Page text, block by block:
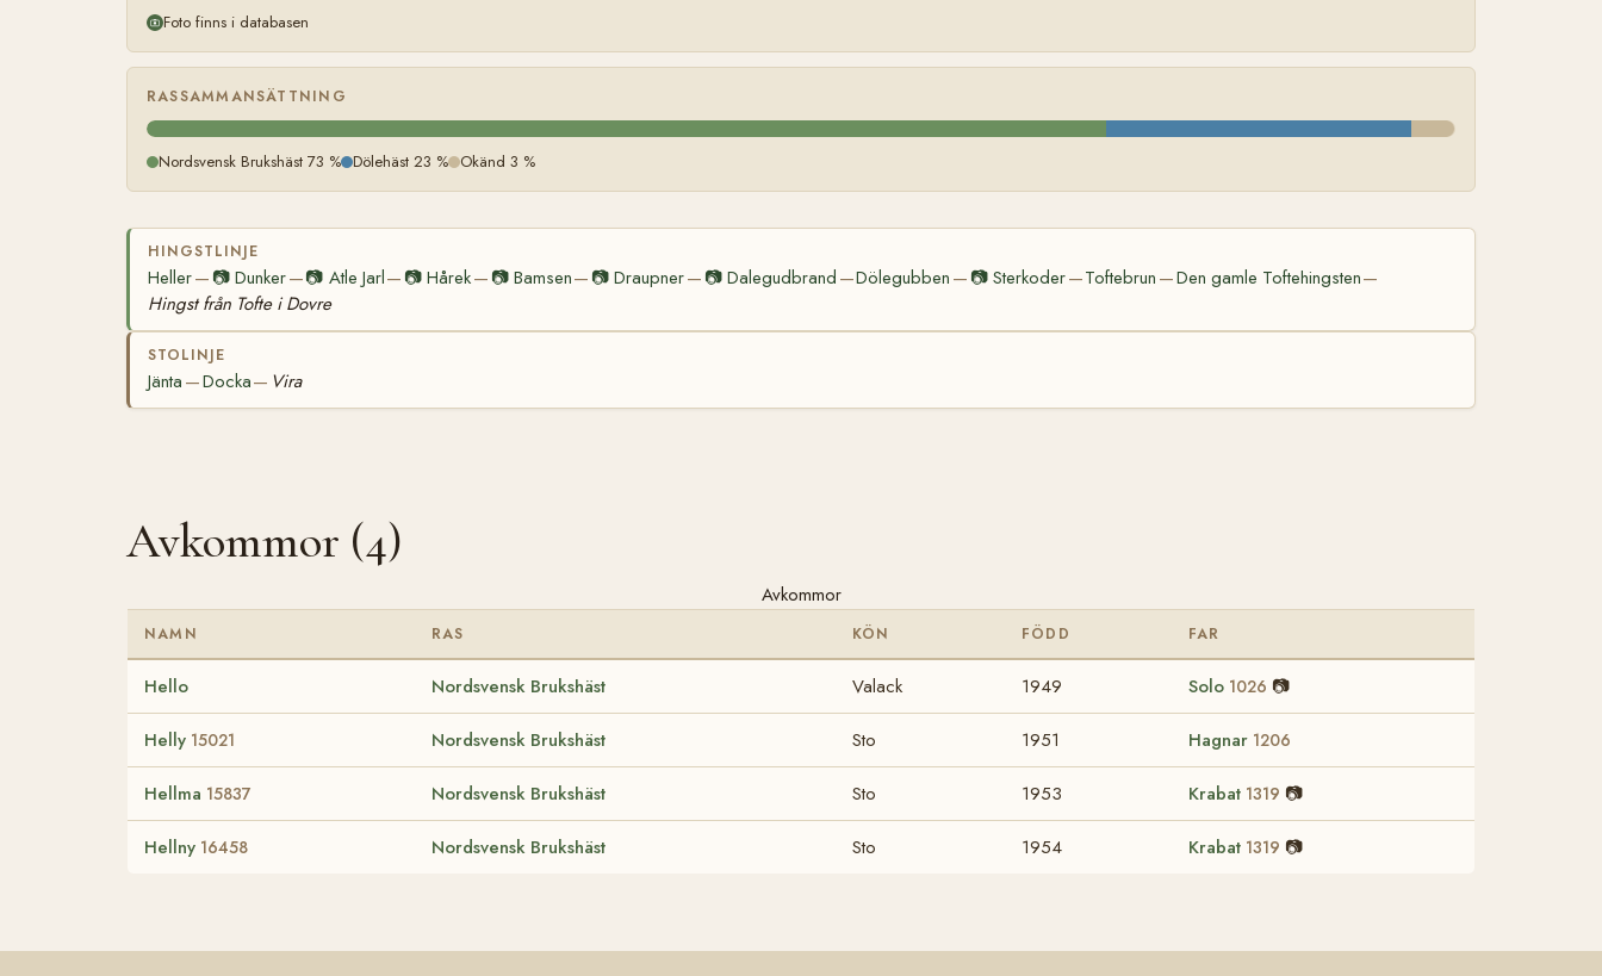
Foto finns i databasen
RASSAMMANSÄTTNING
Nordsvensk Brukshäst 73 % Dölehäst 23 % Okänd 3 %
HINGSTLINJE
Heller— 📷Dunker—📷 Atle Jarl— 📷Hårek— 📷 Bamsen— 📷 Draupner— 📷Dalegudbrand —Dölegubben — 📷Sterkoder—Toftebrun —Den gamle Toftehingsten—
Hingst från Tofte i Dovre
STOLINJE
Jänta —Docka— Vira
Avkommor (4)
Avkommor
NAMN RAS KÖN FÖDD FAR
Hello Nordsvensk Brukshäst Valack 1949 Solo 1026 📷
Helly 15021 Nordsvensk Brukshäst Sto 1951 Hagnar 1206
Hellma 15837 Nordsvensk Brukshäst Sto 1953 Krabat 1319 📷
Hellny 16458 Nordsvensk Brukshäst Sto 1954 Krabat 1319 📷